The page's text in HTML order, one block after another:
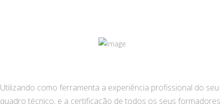
Utilizando como ferramenta a experiência profissional do seu
quadro técnico, e a certificação de todos os seus formadores